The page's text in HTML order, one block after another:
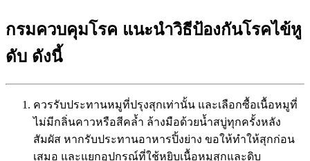
กรมควบคุมโรค แนะนำวิธีป้องกันโรคไข้หู
ดับ ดังนี้
ควรรับประทานหมูที่ปรุงสุกเท่านั้น และเลือกซื้อเนื้อหมูที่
ไม่มีกลิ่นคาวหรือสีคล้ำ ล้างมือด้วยน้ำสบู่ทุกครั้งหลัง
สัมผัส หากรับประทานอาหารปิ้งย่าง ขอให้ทำให้สุกก่อน
เสมอ และแยกอุปกรณ์ที่ใช้หยิบเนื้อหมูสุกและดิบ